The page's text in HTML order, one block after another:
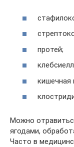
протей;
кишечная
Можно
ягодами,
Часто в